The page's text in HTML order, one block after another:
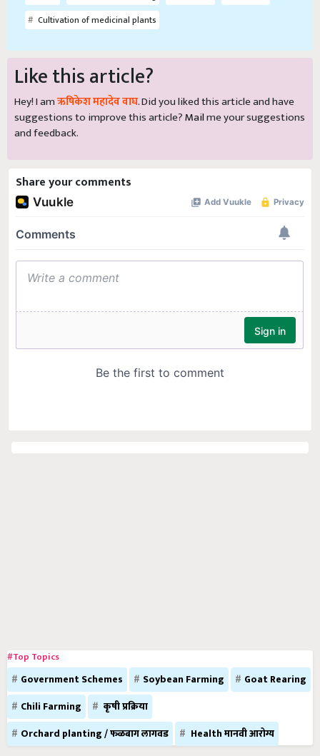
Cultivation of medicinal plants
Like this article?
Hey! I amऋषिकेश महादेव वाघ. Did you liked this article and have
suggestions to improve this article?Mailme your suggestions
and feedback.
Share your comments
#Top Topics
Government Schemes Soybean Farming
Goat Rearing
Chili Farming
कृषी प्रक्रिया
Orchard planting / फळबाग लागवड
Health मानवी आरोग्य